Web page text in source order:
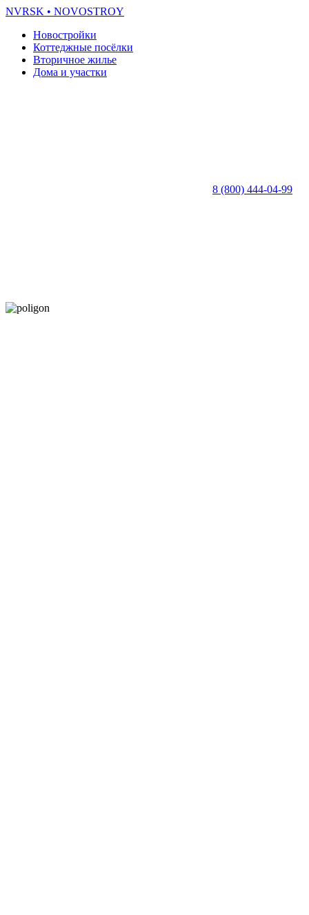
NVRSK • NOVOSTROY
Новостройки
Коттеджные посёлки
Вторичное жилье
Дома и участки
8 (800) 444-04-99